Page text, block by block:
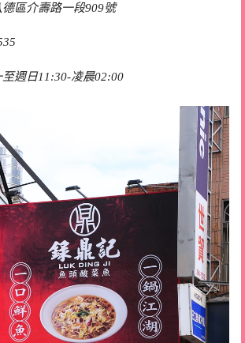
區介壽路一段909號
週日11:30-凌晨02:00